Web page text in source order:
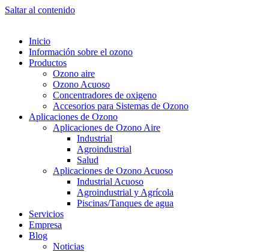
Saltar al contenido
Inicio
Información sobre el ozono
Productos
Ozono aire
Ozono Acuoso
Concentradores de oxigeno
Accesorios para Sistemas de Ozono
Aplicaciones de Ozono
Aplicaciones de Ozono Aire
Industrial
Agroindustrial
Salud
Aplicaciones de Ozono Acuoso
Industrial Acuoso
Agroindustrial y Agrícola
Piscinas/Tanques de agua
Servicios
Empresa
Blog
Noticias